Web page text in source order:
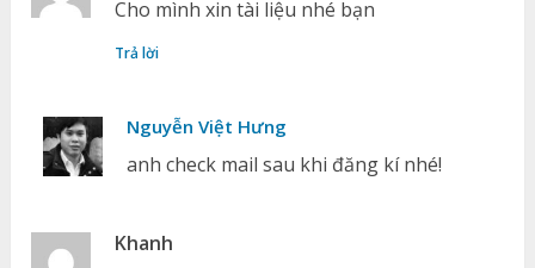
Cho mình xin tài liệu nhé bạn
Trả lời
Nguyễn Việt Hưng
anh check mail sau khi đăng kí nhé!
Khanh